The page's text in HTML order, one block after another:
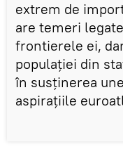
extrem de
are temeri
frontierele ei,
populației din
în susținerea
aspirațiile